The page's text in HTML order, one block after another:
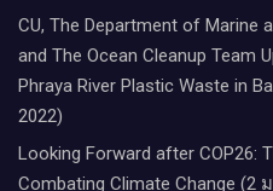
CU, The Department of Marine
and The Ocean Cleanup Team
Phraya River Plastic Waste in
2022)
Looking Forward after COP26:
Combating Climate Change (2